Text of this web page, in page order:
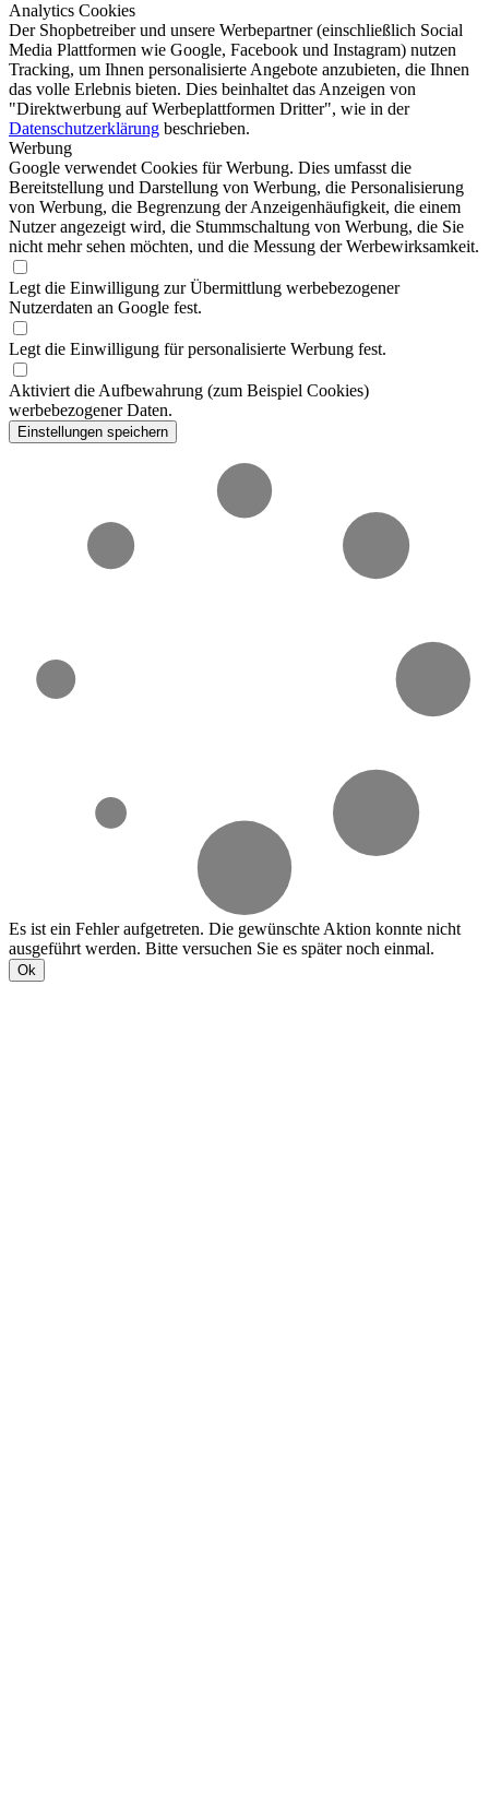
Analytics Cookies
Der Shopbetreiber und unsere Werbepartner (einschließlich Social
Media Plattformen wie Google, Facebook und Instagram) nutzen
Tracking, um Ihnen personalisierte Angebote anzubieten, die Ihnen
das volle Erlebnis bieten. Dies beinhaltet das Anzeigen von
"Direktwerbung auf Werbeplattformen Dritter", wie in der
Datenschutzerklärung beschrieben.
Werbung
Google verwendet Cookies für Werbung. Dies umfasst die
Bereitstellung und Darstellung von Werbung, die Personalisierung
von Werbung, die Begrenzung der Anzeigenhäufigkeit, die einem
Nutzer angezeigt wird, die Stummschaltung von Werbung, die Sie
nicht mehr sehen möchten, und die Messung der Werbewirksamkeit.
Legt die Einwilligung zur Übermittlung werbebezogener
Nutzerdaten an Google fest.
Legt die Einwilligung für personalisierte Werbung fest.
Aktiviert die Aufbewahrung (zum Beispiel Cookies)
werbebezogener Daten.
Einstellungen speichern
Es ist ein Fehler aufgetreten. Die gewünschte Aktion konnte nicht
ausgeführt werden. Bitte versuchen Sie es später noch einmal.
Ok